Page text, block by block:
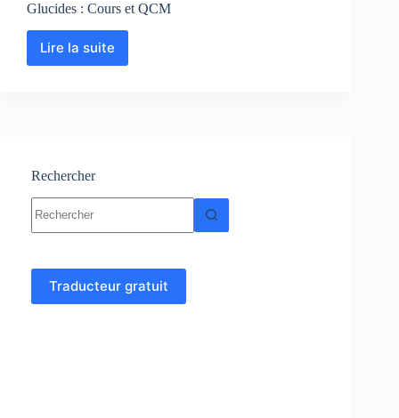
Glucides : Cours et QCM
Lire la suite
Glucides
Rechercher
résultat
Traducteur gratuit